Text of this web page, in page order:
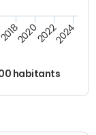
habitants
2018202020222024